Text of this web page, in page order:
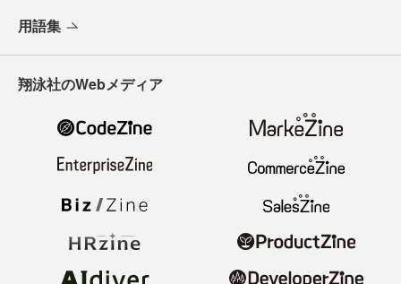
用語集
翔泳社のWebメディア